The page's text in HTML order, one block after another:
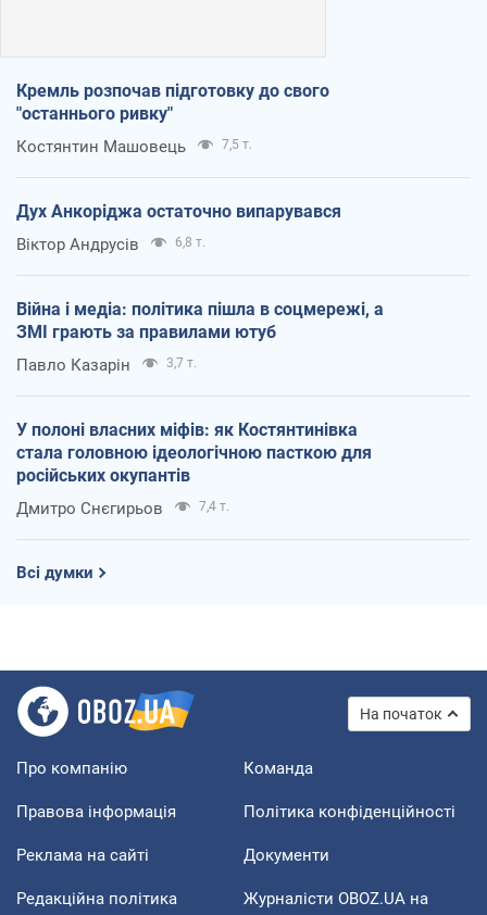
Кремль розпочав підготовку до свого
"останнього ривку"
Костянтин Машовець 7,5 т.
Дух Анкоріджа остаточно випарувався
Віктор Андрусів 6,8 т.
Війна і медіа: політика пішла в соцмережі, а
ЗМІ грають за правилами ютуб
Павло Казарін 3,7 т.
У полоні власних міфів: як Костянтинівка
стала головною ідеологічною пасткою для
російських окупантів
Дмитро Снєгирьов 7,4 т.
Всі думки
На початок
Про компанію Команда
Правова інформація Політика конфіденційності
Реклама на сайті Документи
Редакційна політика
Журналісти OBOZ.UA на